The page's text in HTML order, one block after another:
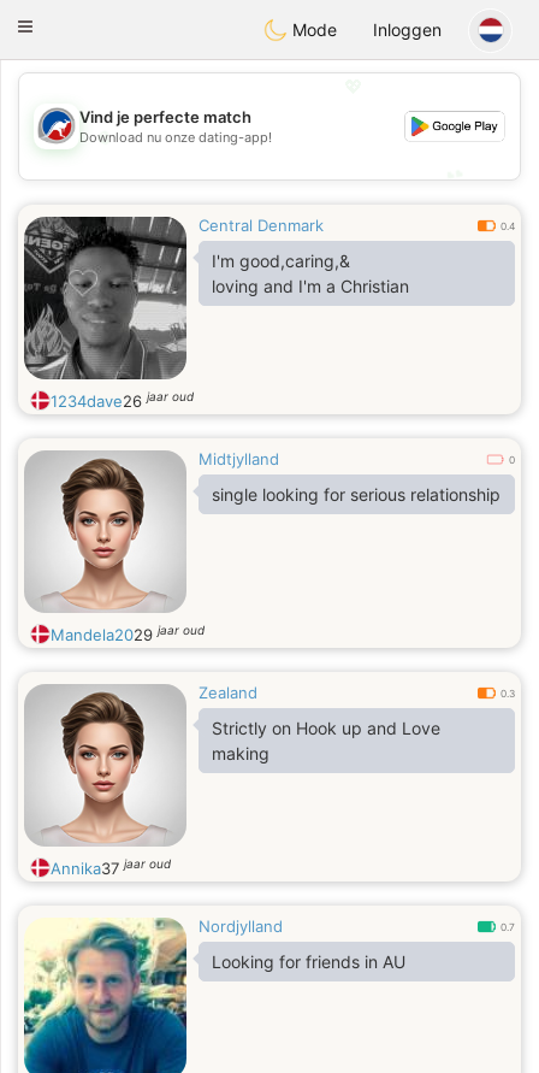
AustraliaChat
Toggle
Mode Inloggen
💖
💕
Vind je perfecte match
Download nu onze dating-app!
Central Denmark 0.4
I'm good,caring,&
loving and I'm a Christian
1234dave26jaar oud
Midtjylland 0
single looking for serious relationship
Mandela2029jaar oud
Zealand 0.3
Strictly on Hook up and Love
making
Annika37jaar oud
Nordjylland 0.7
Looking for friends in AU